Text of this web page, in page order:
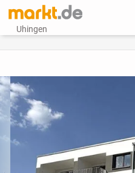
Uhingen